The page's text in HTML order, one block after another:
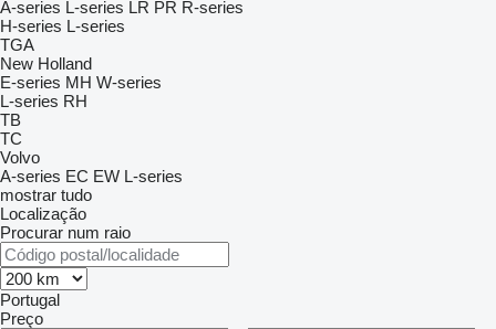
A-series L-series LR PR R-series
H-series L-series
TGA
New Holland
E-series MH W-series
L-series RH
TB
TC
Volvo
A-series EC EW L-series
mostrar tudo
Localização
Procurar num raio
Portugal
Preço